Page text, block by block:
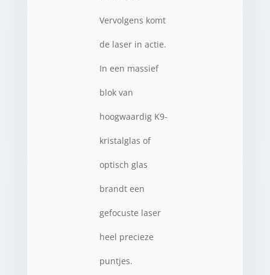
Vervolgens komt
de laser in actie.
In een massief
blok van
hoogwaardig K9-
kristalglas of
optisch glas
brandt een
gefocuste laser
heel precieze
puntjes.